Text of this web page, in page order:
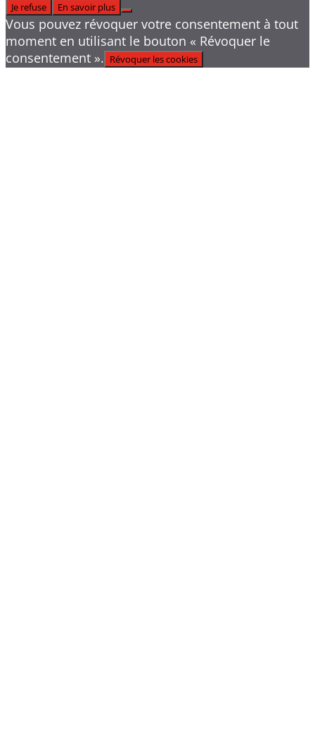
Je refuse
En savoir plus
Vous pouvez révoquer votre consentement à tout
moment en utilisant le bouton « Révoquer le
consentement ». Révoquer les cookies